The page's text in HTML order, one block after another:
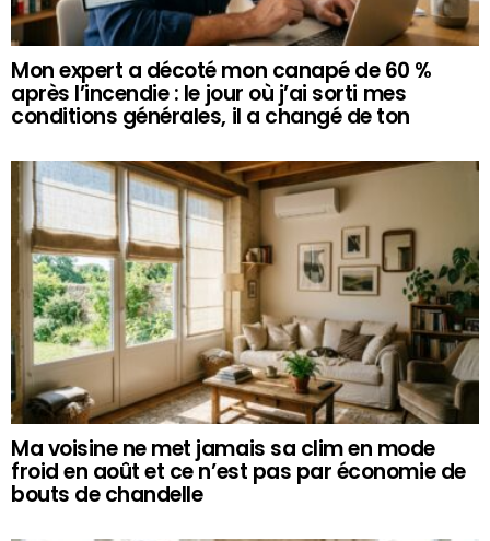
Mon expert a décoté mon canapé de 60 %
après l’incendie : le jour où j’ai sorti mes
conditions générales, il a changé de ton
Ma voisine ne met jamais sa clim en mode
froid en août et ce n’est pas par économie de
bouts de chandelle